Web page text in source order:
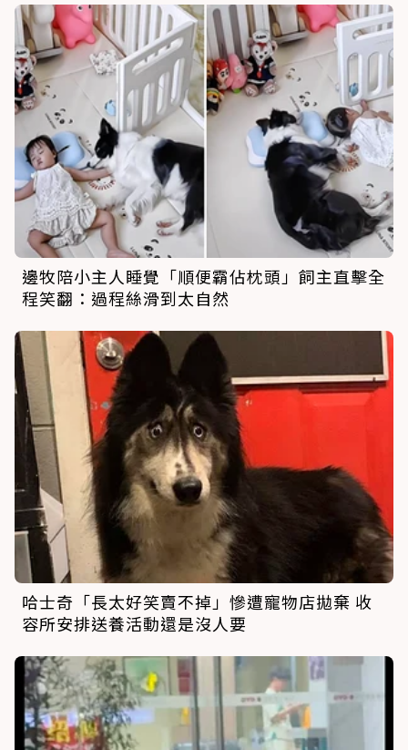
邊牧陪小主人睡覺「順便霸佔枕頭」飼主直擊全
程笑翻：過程絲滑到太自然
哈士奇「長太好笑賣不掉」慘遭寵物店拋棄 收
容所安排送養活動還是沒人要